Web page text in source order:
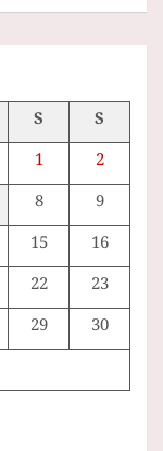
S
S
1
2
8
9
15
16
22
23
29
30